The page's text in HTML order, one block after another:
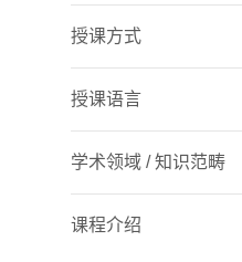
授课方式
授课语言
学术领域 / 知识范畴
课程介绍